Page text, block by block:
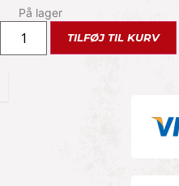
På lager
TILFØJ TIL KURV